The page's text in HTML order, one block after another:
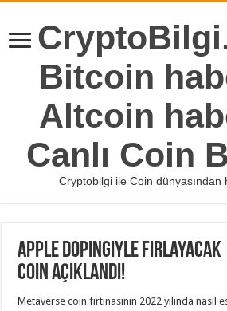
Bitcoin
Altcoin
Canlı Coin
Cryptobilgi ile Coin dünyasından
Apple Dopingiyle Fırlayacak
Coin Açıklandı!
Metaverse coin fırtınasının 2022 yılında nasıl